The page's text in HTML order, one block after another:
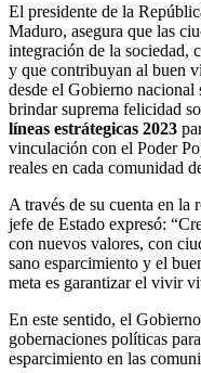
El presidente de la
Maduro, asegura que las
integración de la sociedad,
y que contribuyan al buen
desde el Gobierno nacional
brindar suprema felicidad
líneas estrátegicas 2023
vinculación con el Poder
reales en cada comunidad
A través de su cuenta en
jefe de Estado expresó:
con nuevos valores, con
sano esparcimiento y el
meta es garantizar el vivir
En este sentido, el
gobernaciones políticas
esparcimiento en las